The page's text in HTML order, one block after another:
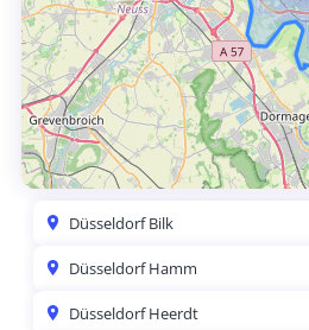
Düsseldorf Bilk
Düsseldorf Hamm
Düsseldorf Heerdt